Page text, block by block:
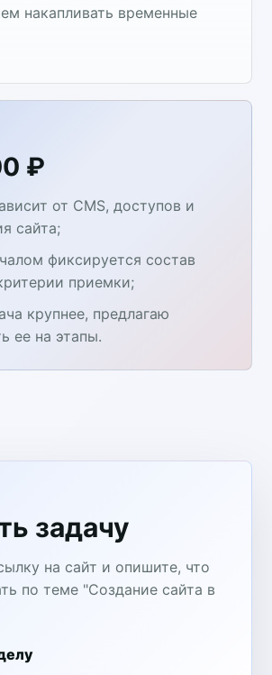
накапливать временные
₽
от CMS, доступов и
сайта;
фиксируется состав
приемки;
крупнее, предлагаю
ее на этапы.
задачу
на сайт и опишите, что
по теме "Создание сайта в